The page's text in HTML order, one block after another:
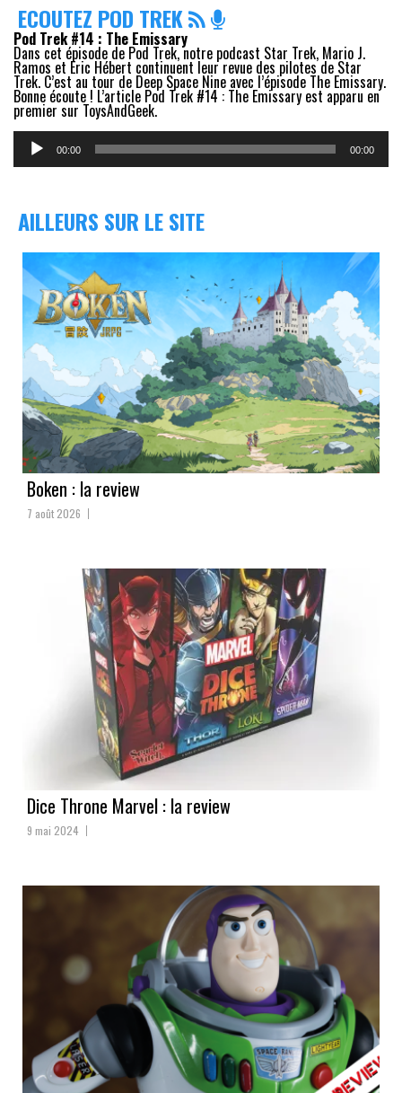
ECOUTEZ POD TREK
Pod Trek #14 : The Emissary
Dans cet épisode de Pod Trek, notre podcast Star Trek, Mario J.
Ramos et Eric Hébert continuent leur revue des pilotes de Star
Trek. C’est au tour de Deep Space Nine avec l’épisode The Emissary.
Bonne écoute ! L’article Pod Trek #14 : The Emissary est apparu en
premier sur ToysAndGeek.
Lecteur
audio 00:00 00:00
AILLEURS SUR LE SITE
Boken : la review
7 août 2026
Dice Throne Marvel : la review
9 mai 2024